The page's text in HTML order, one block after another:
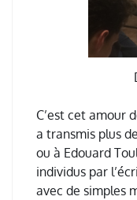
C’est cet amour
a transmis plus
ou à Edouard
individus par
avec de simples